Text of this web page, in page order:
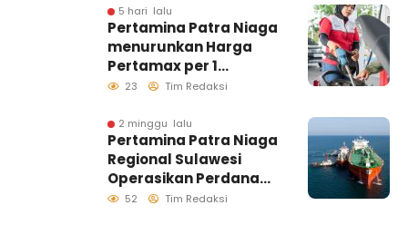
Distribusi Biosolar
Berjalan Optimal
5 hari lalu
Pertamina Patra Niaga
menurunkan Harga
Pertamax per 1
Agustus 2026
23 Tim Redaksi
2 minggu lalu
Pertamina Patra Niaga
Regional Sulawesi
Operasikan Perdana
Ship to Ship
52 Tim Redaksi